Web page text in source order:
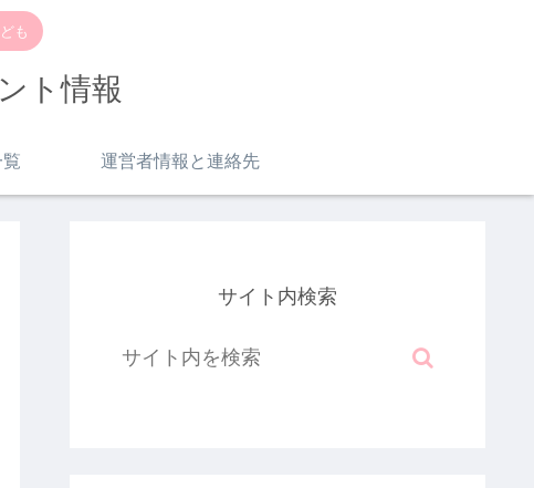
も
ト情報
運営者情報と連絡先
サイト内検索